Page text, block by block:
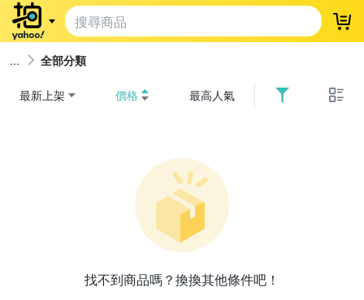
登
全部分類
最新上架 價格 最高人氣
找不到商品嗎？換換其他條件吧！